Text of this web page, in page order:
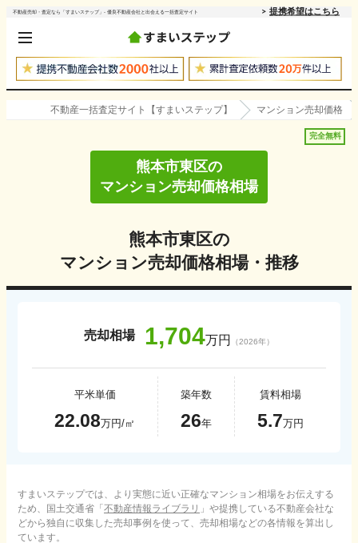
不動産売却・査定なら「すまいステップ」- 優良不動産会社と出会える一括査定サイト 提携希望はこちら
不動産一括査定サイト【すまいステップ】 マンション売却価格
完全無料
熊本市東区の
マンション売却価格相場
熊本市東区の
マンション売却価格相場・推移
売却相場 1,704万円 （2026年）
平米単価
22.08万円/㎡
築年数
26年
賃料相場
5.7万円
すまいステップでは、より実態に近い正確なマンション相場をお伝えする
ため、国土交通省「不動産情報ライブラリ 」や提携している不動産会社な
どから独自に収集した売却事例を使って、売却相場などの各情報を算出し
ています。